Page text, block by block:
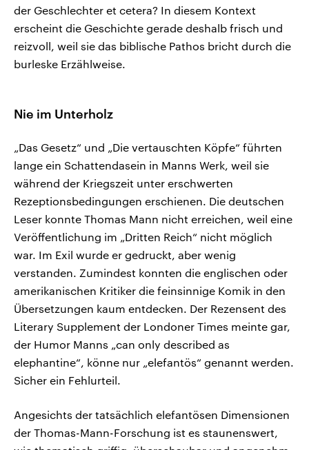
der Geschlechter et cetera? In diesem Kontext
erscheint die Geschichte gerade deshalb frisch und
reizvoll, weil sie das biblische Pathos bricht durch die
burleske Erzählweise.
Nie im Unterholz
„Das Gesetz“ und „Die vertauschten Köpfe“ führten
lange ein Schattendasein in Manns Werk, weil sie
während der Kriegszeit unter erschwerten
Rezeptionsbedingungen erschienen. Die deutschen
Leser konnte Thomas Mann nicht erreichen, weil eine
Veröffentlichung im „Dritten Reich“ nicht möglich
war. Im Exil wurde er gedruckt, aber wenig
verstanden. Zumindest konnten die englischen oder
amerikanischen Kritiker die feinsinnige Komik in den
Übersetzungen kaum entdecken. Der Rezensent des
Literary Supplement der Londoner Times meinte gar,
der Humor Manns „can only described as
elephantine“, könne nur „elefantös“ genannt werden.
Sicher ein Fehlurteil.
Angesichts der tatsächlich elefantösen Dimensionen
der Thomas-Mann-Forschung ist es staunenswert,